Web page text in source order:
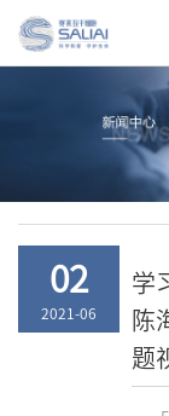
关于我们
02
2021-06
学
陈
题